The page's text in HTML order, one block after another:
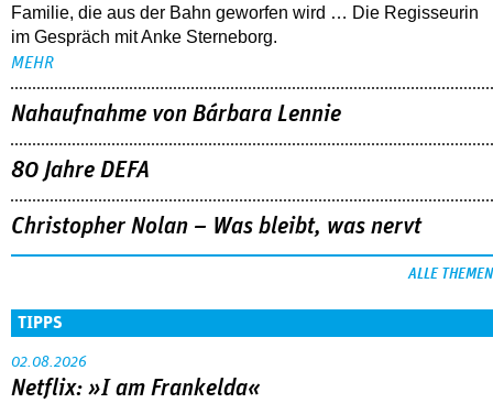
Familie, die aus der Bahn geworfen wird … Die Regisseurin
im Gespräch mit Anke Sterneborg.
MEHR
Nahaufnahme von Bárbara Lennie
80 Jahre DEFA
Christopher Nolan – Was bleibt, was nervt
ALLE THEMEN
TIPPS
02.08.2026
Netflix: »I am Frankelda«